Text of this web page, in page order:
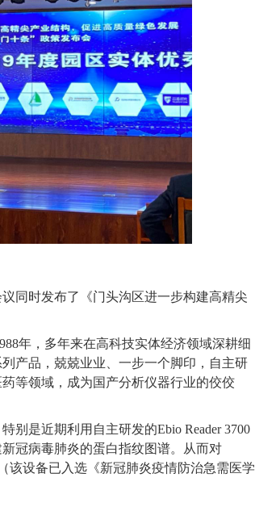
时发布了《门头沟区进一步构建高精尖
年，多年来在高科技实体经济领域深耕细
产品，兢兢业业、一步一个脚印，自主研
等领域，成为国产分析仪器行业的佼佼
别是近期利用自主研发的Ebio Reader 3700
冠病毒肺炎的蛋白指纹图谱。从而对
该设备已入选《新冠肺炎疫情防治急需医学